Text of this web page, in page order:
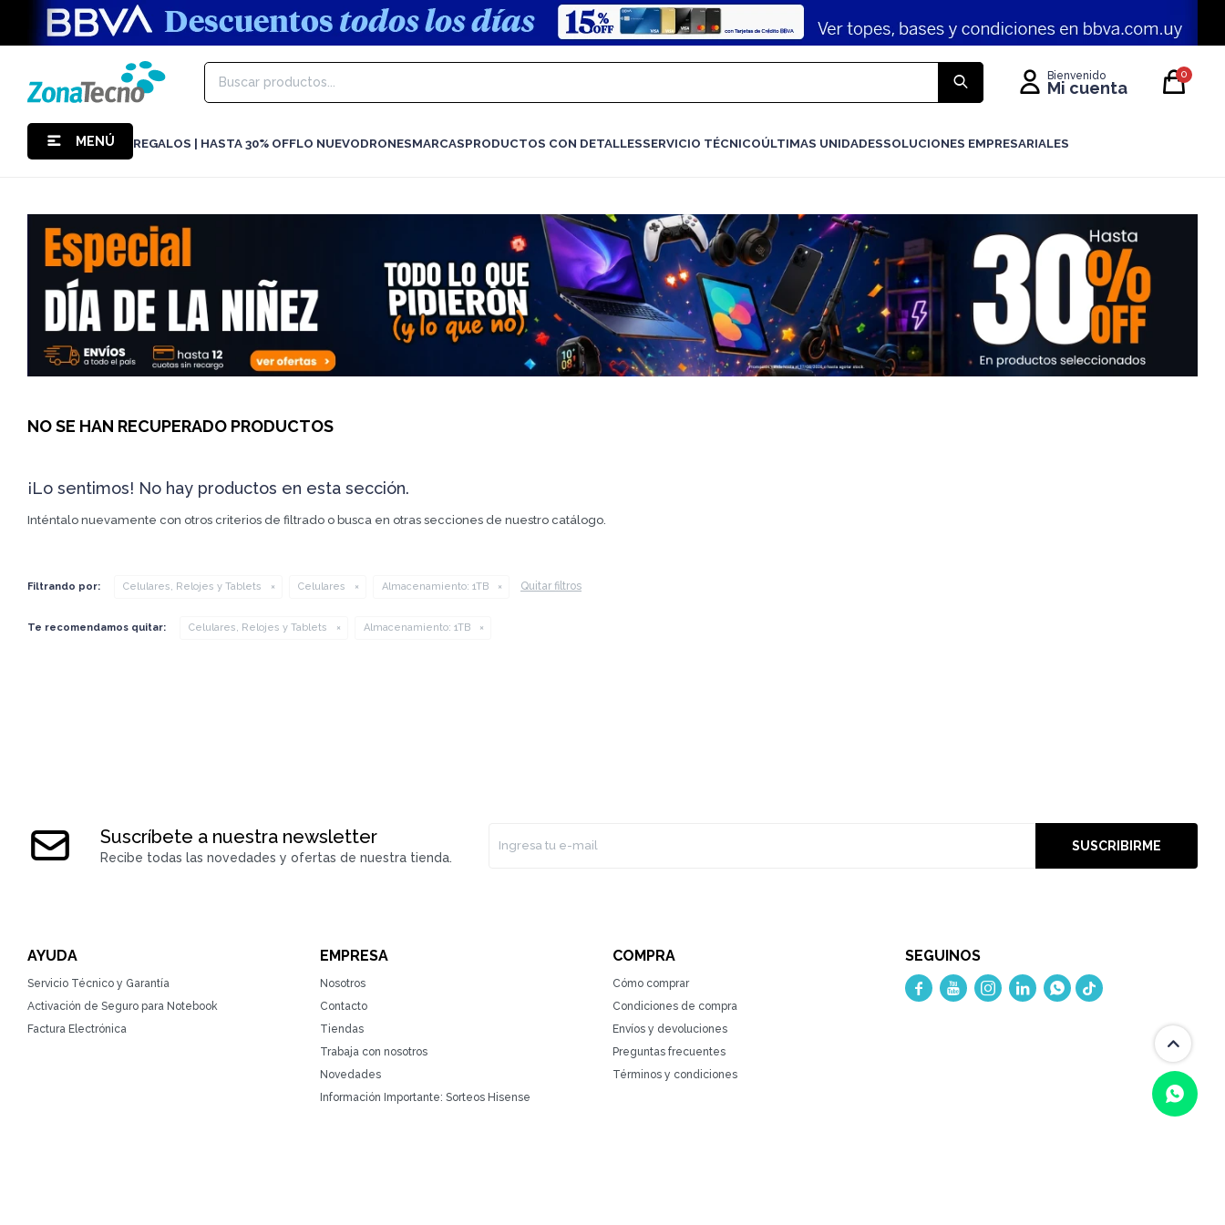
MENÚ REGALOS | HASTA 30% OFFLO NUEVODRONESMARCASPRODUCTOS CON DETALLESSERVICIO TÉCNICOÚLTIMAS UNIDADESSOLUCIONES EMPRESARIALES
0
NO SE HAN RECUPERADO PRODUCTOS
¡Lo sentimos! No hay productos en esta sección.
Inténtalo nuevamente con otros criterios de filtrado o busca en otras secciones de nuestro catálogo.
Filtrando por: Celulares, Relojes y Tablets Celulares Almacenamiento: 1TB Quitar filtros
Te recomendamos quitar: Celulares, Relojes y Tablets Almacenamiento: 1TB
Suscríbete a nuestra newsletter
Recibe todas las novedades y ofertas de nuestra tienda.
SUSCRIBIRME
AYUDA
Servicio Técnico y Garantía
Activación de Seguro para Notebook
Factura Electrónica
EMPRESA
Nosotros
Contacto
Tiendas
Trabaja con nosotros
Novedades
Información Importante: Sorteos Hisense
COMPRA
Cómo comprar
Condiciones de compra
Envíos y devoluciones
Preguntas frecuentes
Términos y condiciones
SEGUINOS
    